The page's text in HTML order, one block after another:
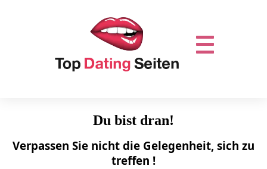
Du bist dran!
Verpassen Sie nicht die Gelegenheit, sich zu
treffen !